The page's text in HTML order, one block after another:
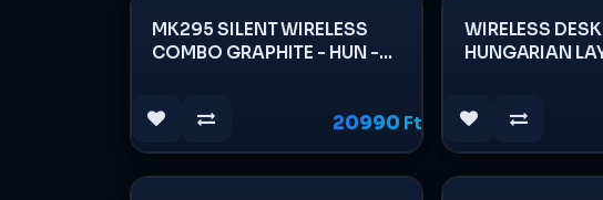
MK295 SILENT WIRELESS
COMBO GRAPHITE - HUN -
20990 Ft
WIRELESS
HUNGARIAN